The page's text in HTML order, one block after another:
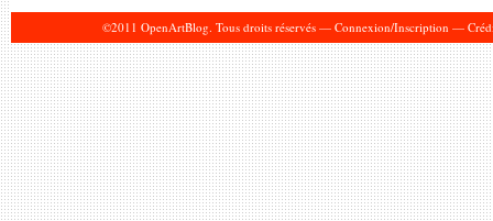
©2011 OpenArtBlog. Tous droits réservés — Connexion/Inscription —